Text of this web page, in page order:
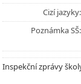
Cizí jazyky:
Poznámka SŠ:
Inspekční zprávy